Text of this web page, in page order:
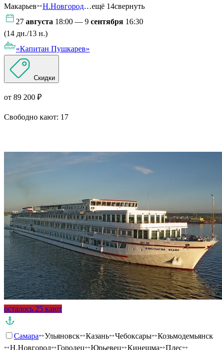
Макарьев
Н.Новгород…ещё 14свернуть
27 августа 18:00 — 9 сентября 16:30
(14 дн./13 н.)
«Капитан Пушкарев»
Скидки
от 89 200 ₽
Свободно кают: 17
осталось 25 кают
Самара Ульяновск Казань Чебоксары
Козьмодемьянск
Н.Новгород
Городец Юрьевец Кинешма
Плес